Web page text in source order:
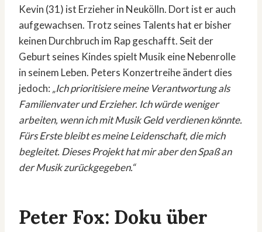
Kevin (31) ist Erzieher in Neukölln. Dort ist er auch
aufgewachsen. Trotz seines Talents hat er bisher
keinen Durchbruch im Rap geschafft. Seit der
Geburt seines Kindes spielt Musik eine Nebenrolle
in seinem Leben. Peters Konzertreihe ändert dies
jedoch: „Ich prioritisiere meine Verantwortung als
Familienvater und Erzieher. Ich würde weniger
arbeiten, wenn ich mit Musik Geld verdienen könnte.
Fürs Erste bleibt es meine Leidenschaft, die mich
begleitet. Dieses Projekt hat mir aber den Spaß an
der Musik zurückgegeben.“
Peter Fox: Doku über